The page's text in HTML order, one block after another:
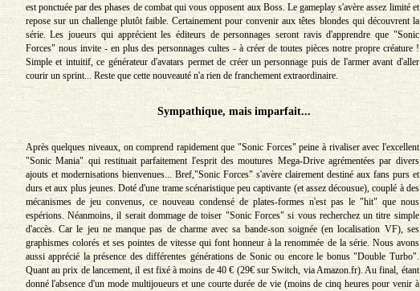
est ponctuée par des phases de combat qui vous opposent aux Boss. Le gameplay s'avère assez limité et
repose sur un challenge plutôt faible. Certainement pour convenir aux têtes blondes qui découvrent la
série. Les joueurs qui apprécient les éditeurs de personnages seront ravis d'apprendre que "Sonic
Forces" nous invite - en plus des personnages cultes - à créer de toutes pièces notre propre créature !
Simple et intuitif, ce générateur d'avatars permet de créer un personnage puis de l'armer avant d'aller
courir un sprint... Reste que cette nouveauté n'a rien de franchement extraordinaire.
Sympathique, mais imparfait...
Après quelques niveaux, on comprend rapidement que "Sonic Forces" peine à rivaliser avec l'excellent
"Sonic Mania" qui restituait parfaitement l'esprit des moutures Mega-Drive agrémentées par divers
ajouts et modernisations bienvenues... Bref,"Sonic Forces" s'avère clairement destiné aux fans purs et
durs et aux plus jeunes. Doté d'une trame scénaristique peu captivante (et assez décousue), couplé à des
mécanismes de jeu convenus, ce nouveau condensé de plates-formes n'est pas le "hit" que nous
espérions. Néanmoins, il serait dommage de toiser "Sonic Forces" si vous recherchez un titre simple
d'accès. Car le jeu ne manque pas de charme avec sa bande-son soignée (en localisation VF), ses
graphismes colorés et ses pointes de vitesse qui font honneur à la renommée de la série. Nous avons
aussi apprécié la présence des différentes générations de Sonic ou encore le bonus "Double Turbo".
Quant au prix de lancement, il est fixé à moins de 40 € (29€ sur Switch, via Amazon.fr). Au final, étant
donné l'absence d'un mode multijoueurs et une courte durée de vie (moins de cinq heures pour venir à